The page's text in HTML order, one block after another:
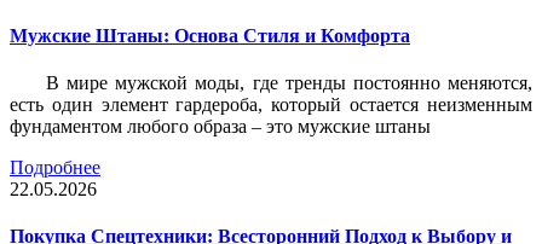
Мужские Штаны: Основа Стиля и Комфорта
В мире мужской моды, где тренды постоянно меняются,
есть один элемент гардероба, который остается неизменным
фундаментом любого образа – это мужские штаны
Подробнее
22.05.2026
Покупка Спецтехники: Всесторонний Подход к Выбору и